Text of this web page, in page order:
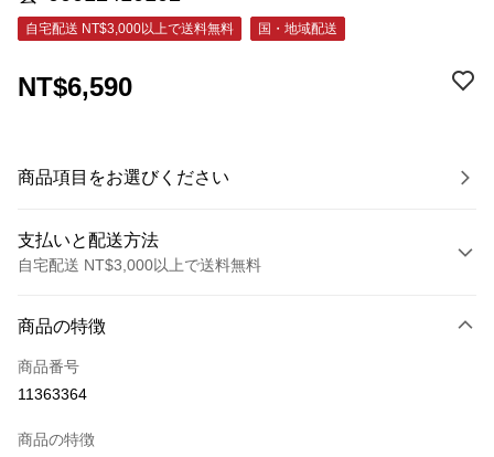
自宅配送 NT$3,000以上で送料無料 国・地域配送
NT$6,590
商品項目をお選びください
支払いと配送方法
自宅配送 NT$3,000以上で送料無料
クレジットカード1回払い
クレジットカード分割払い
合作金庫商業銀行
6回払い、金利0、毎回
商品の特徴
商品番号
11363364
商品の特徴